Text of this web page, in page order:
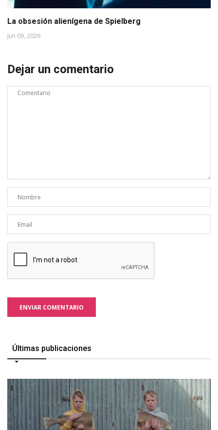
La obsesión alienígena de Spielberg
Jun 09, 2026
Dejar un comentario
ENVIAR COMENTARIO
Últimas publicaciones